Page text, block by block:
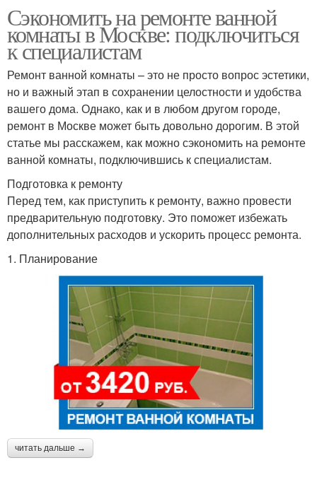
Сэкономить на ремонте ванной
комнаты в Москве: подключиться
к специалистам
Ремонт ванной комнаты – это не просто вопрос эстетики,
но и важный этап в сохранении целостности и удобства
вашего дома. Однако, как и в любом другом городе,
ремонт в Москве может быть довольно дорогим. В этой
статье мы расскажем, как можно сэкономить на ремонте
ванной комнаты, подключившись к специалистам.
Подготовка к ремонту
Перед тем, как приступить к ремонту, важно провести
предварительную подготовку. Это поможет избежать
дополнительных расходов и ускорить процесс ремонта.
1. Планирование
читать дальше →